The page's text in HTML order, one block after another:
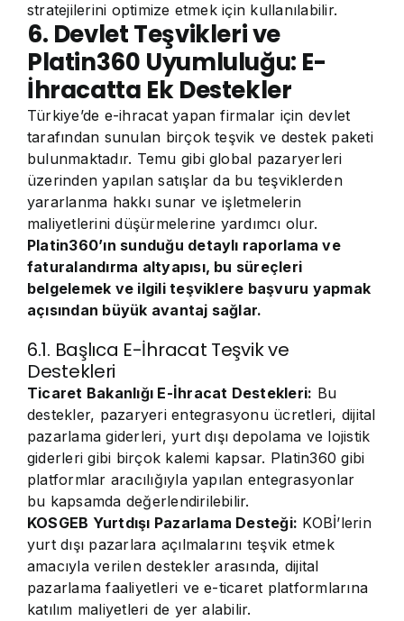
stratejilerini optimize etmek için kullanılabilir.
6. Devlet Teşvikleri ve
Platin360 Uyumluluğu: E-
İhracatta Ek Destekler
Türkiye’de e-ihracat yapan firmalar için devlet
tarafından sunulan birçok teşvik ve destek paketi
bulunmaktadır. Temu gibi global pazaryerleri
üzerinden yapılan satışlar da bu teşviklerden
yararlanma hakkı sunar ve işletmelerin
maliyetlerini düşürmelerine yardımcı olur.
Platin360’ın sunduğu detaylı raporlama ve
faturalandırma altyapısı, bu süreçleri
belgelemek ve ilgili teşviklere başvuru yapmak
açısından büyük avantaj sağlar.
6.1. Başlıca E-İhracat Teşvik ve
Destekleri
Ticaret Bakanlığı E-İhracat Destekleri: Bu
destekler, pazaryeri entegrasyonu ücretleri, dijital
pazarlama giderleri, yurt dışı depolama ve lojistik
giderleri gibi birçok kalemi kapsar. Platin360 gibi
platformlar aracılığıyla yapılan entegrasyonlar
bu kapsamda değerlendirilebilir.
KOSGEB Yurtdışı Pazarlama Desteği: KOBİ’lerin
yurt dışı pazarlara açılmalarını teşvik etmek
amacıyla verilen destekler arasında, dijital
pazarlama faaliyetleri ve e-ticaret platformlarına
katılım maliyetleri de yer alabilir.